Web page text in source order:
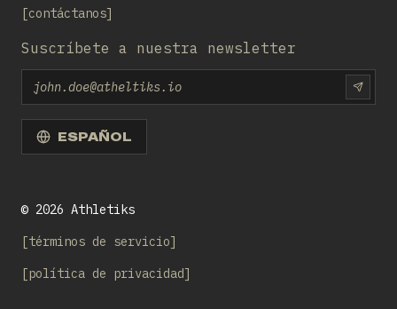
contáctanos
Suscríbete a nuestra newsletter
Email
ESPAÑOL
© 2026 Athletiks
términos de servicio
política de privacidad